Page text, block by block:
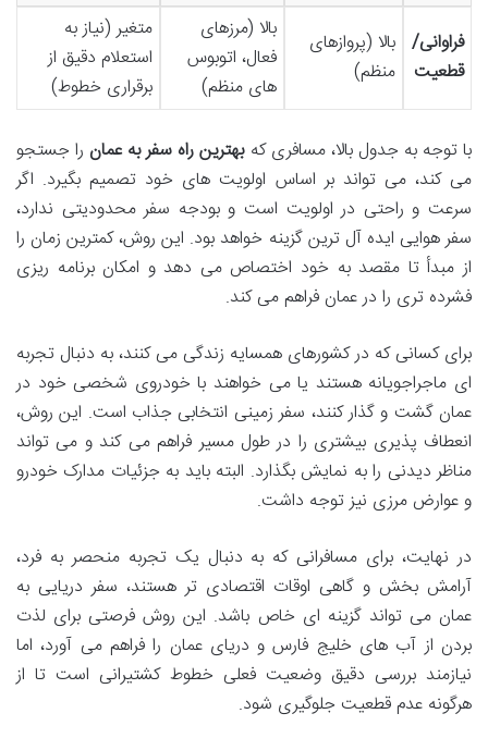
فراوانی/
قطعیت
بالا (پروازهای
منظم)
بالا (مرزهای
فعال، اتوبوس
های منظم)
متغیر (نیاز به
استعلام دقیق از
برقراری خطوط)
با توجه به جدول بالا، مسافری کهبهترین راه سفر به عمان را جستجو
می کند، می تواند بر اساس اولویت های خود تصمیم بگیرد. اگر
سرعت و راحتی در اولویت است و بودجه سفر محدودیتی ندارد،
سفر هوایی ایده آل ترین گزینه خواهد بود. این روش، کمترین زمان را
از مبدأ تا مقصد به خود اختصاص می دهد و امکان برنامه ریزی
فشرده تری را در عمان فراهم می کند.
برای کسانی که در کشورهای همسایه زندگی می کنند، به دنبال تجربه
ای ماجراجویانه هستند یا می خواهند با خودروی شخصی خود در
عمان گشت و گذار کنند، سفر زمینی انتخابی جذاب است. این روش،
انعطاف پذیری بیشتری را در طول مسیر فراهم می کند و می تواند
مناظر دیدنی را به نمایش بگذارد. البته باید به جزئیات مدارک خودرو
و عوارض مرزی نیز توجه داشت.
در نهایت، برای مسافرانی که به دنبال یک تجربه منحصر به فرد،
آرامش بخش و گاهی اوقات اقتصادی تر هستند، سفر دریایی به
عمان می تواند گزینه ای خاص باشد. این روش فرصتی برای لذت
بردن از آب های خلیج فارس و دریای عمان را فراهم می آورد، اما
نیازمند بررسی دقیق وضعیت فعلی خطوط کشتیرانی است تا از
هرگونه عدم قطعیت جلوگیری شود.